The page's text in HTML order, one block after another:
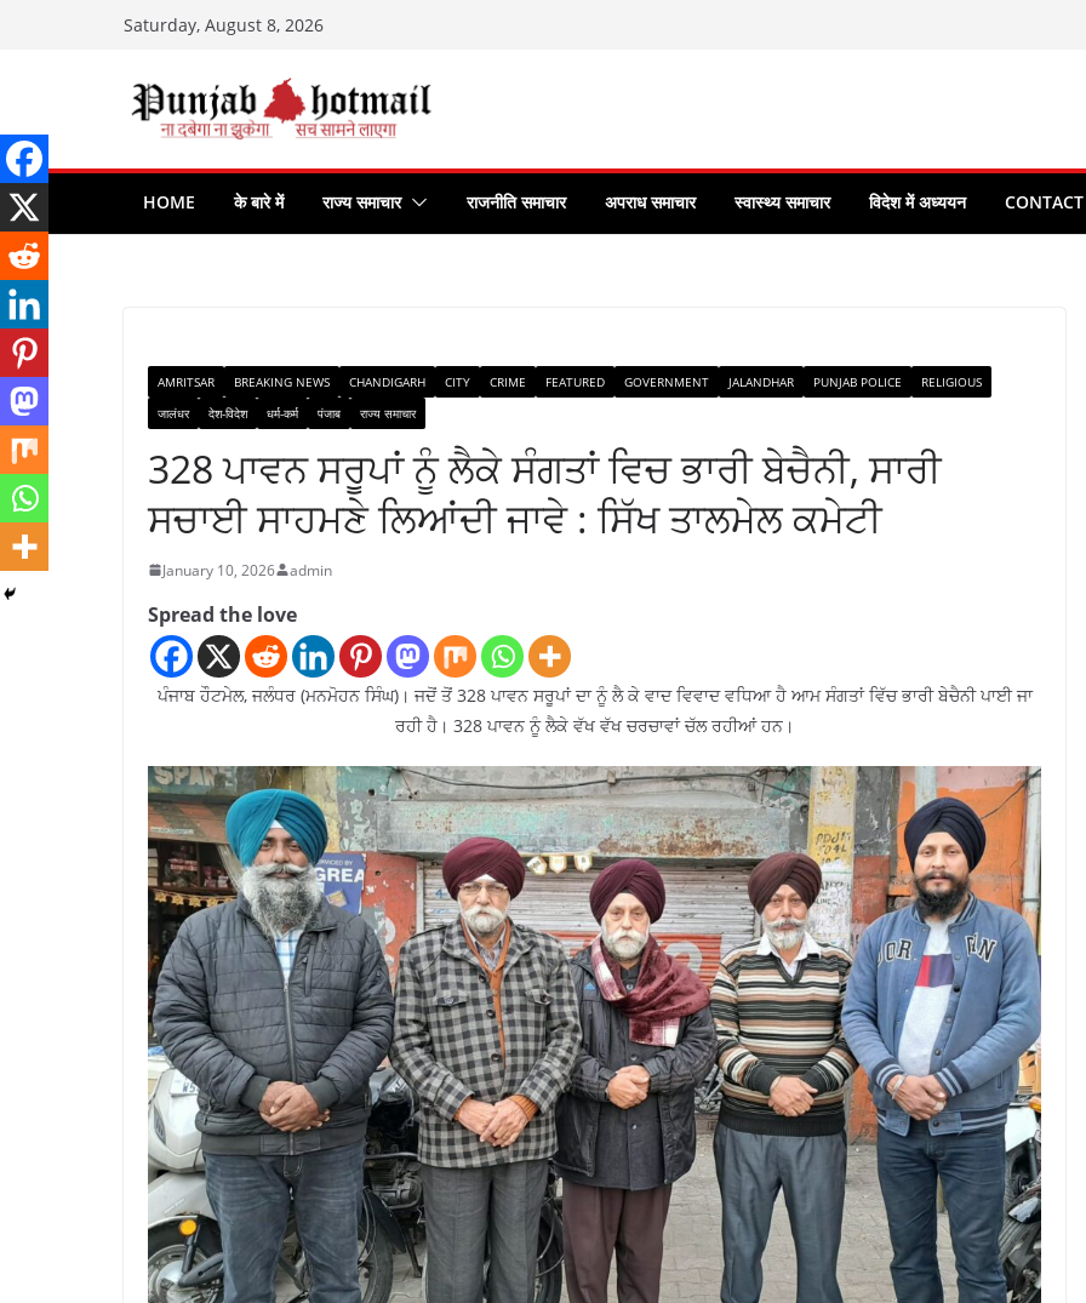
Saturday, August 8, 2026
HOME के बारे में राज्य समाचार राजनीति समाचार अपराध समाचार स्वास्थ्य समाचार विदेश में अध्ययन CONTACT
AMRITSAR BREAKING NEWS CHANDIGARH CITY CRIME FEATURED GOVERNMENT JALANDHAR PUNJAB POLICE
RELIGIOUS
जालंधर
देश-विदेश धर्म-कर्म पंजाब राज्य समाचार
328 ਪਾਵਨ ਸਰੂਪਾਂ ਨੂੰ ਲੈਕੇ ਸੰਗਤਾਂ ਵਿਚ ਭਾਰੀ ਬੇਚੈਨੀ, ਸਾਰੀ
ਸਚਾਈ ਸਾਹਮਣੇ ਲਿਆਂਦੀ ਜਾਵੇ : ਸਿੱਖ ਤਾਲਮੇਲ ਕਮੇਟੀ
January 10, 2026 admin
Spread the love
ਪੰਜਾਬ ਹੌਟਮੇਲ, ਜਲੰਧਰ (ਮਨਮੋਹਨ ਸਿੰਘ)। ਜਦੋਂ ਤੋਂ 328 ਪਾਵਨ ਸਰੂਪਾਂ ਦਾ ਨੂੰ ਲੈ ਕੇ ਵਾਦ ਵਿਵਾਦ ਵਧਿਆ ਹੈ ਆਮ ਸੰਗਤਾਂ ਵਿੱਚ ਭਾਰੀ ਬੇਚੈਨੀ ਪਾਈ ਜਾ
ਰਹੀ ਹੈ। 328 ਪਾਵਨ ਨੂੰ ਲੈਕੇ ਵੱਖ ਵੱਖ ਚਰਚਾਵਾਂ ਚੱਲ ਰਹੀਆਂ ਹਨ।